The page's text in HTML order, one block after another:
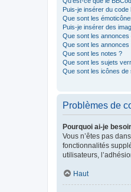
Puis-je insérer du code
Que sont les
Puis-je insérer des
Que sont les annonces
Que sont les annonces
Que sont les notes ?
Que sont les sujets
Que sont les icônes de
Problèmes de
Pourquoi ai-je
Vous n’êtes pas
fonctionnalités
utilisateurs,
Haut